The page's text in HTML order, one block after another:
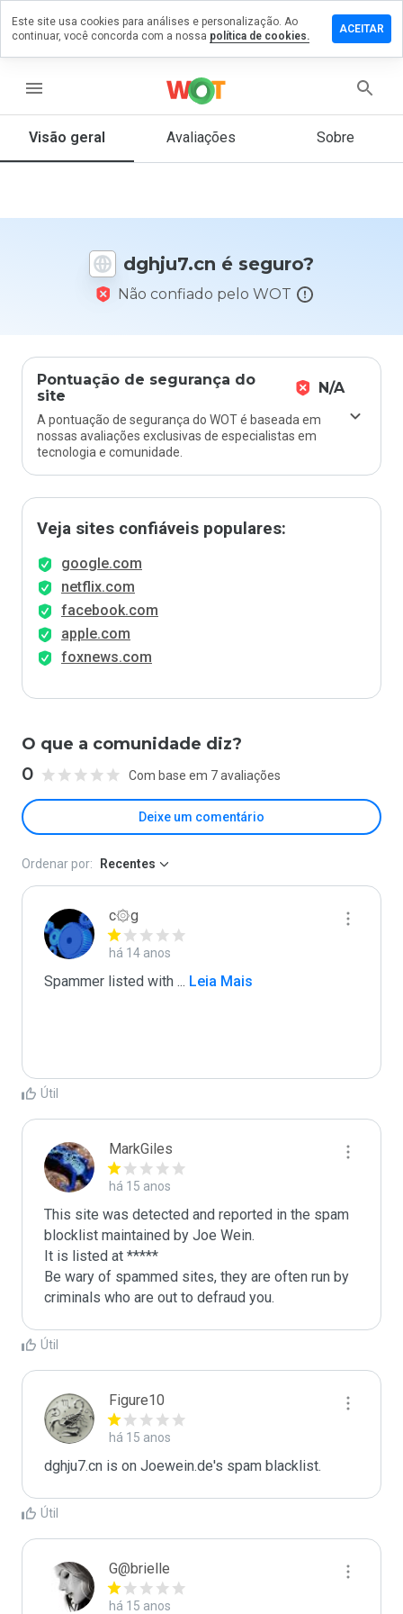
menu
Visão geral Avaliações Sobre
dghju7.cn é seguro?
Não confiado pelo WOT
Pontuação de segurança do
site
N/A
A pontuação de segurança do WOT é baseada em
nossas avaliações exclusivas de especialistas em
tecnologia e comunidade.
Veja sites confiáveis populares:
google.com
netflix.com
facebook.com
apple.com
foxnews.com
O que a comunidade diz?
0 Com base em 7 avaliações
Deixe um comentário
um
que
Ordenar por: Recentes
c۞g
há 14 anos
Spammer listed with ... Leia Mais
Útil
MarkGiles
há 15 anos
This site was detected and reported in the spam
blocklist maintained by Joe Wein.
It is listed at *****
Be wary of spammed sites, they are often run by
criminals who are out to defraud you.
Útil
Figure10
há 15 anos
dghju7.cn is on Joewein.de's spam blacklist.
Útil
G@brielle
há 15 anos
Este site usa cookies para análises e personalização. Ao
continuar, você concorda com a nossa política de cookies.
ACEITAR